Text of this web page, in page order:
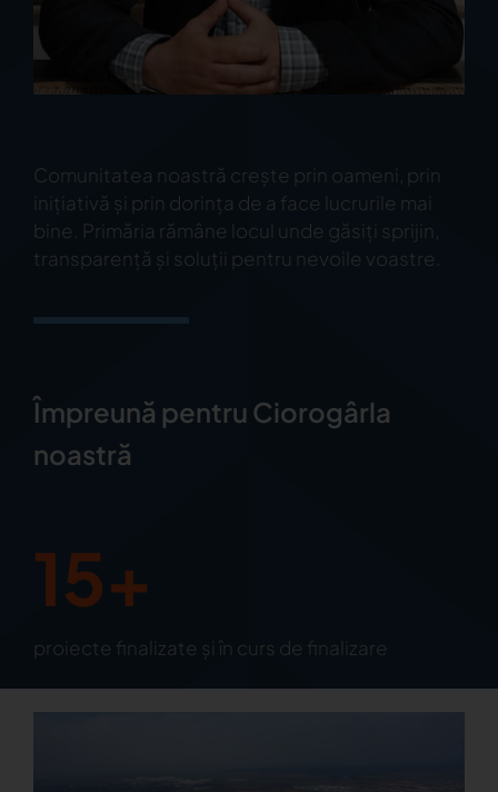
Comunitatea noastră crește prin oameni, prin
inițiativă și prin dorința de a face lucrurile mai
bine. Primăria rămâne locul unde găsiți sprijin,
transparență și soluții pentru nevoile voastre.
Împreună pentru Ciorogârla
noastră
15+
proiecte finalizate și în curs de finalizare